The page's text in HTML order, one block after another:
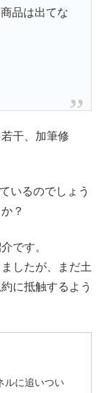
品は出てな
干、加筆修
いるのでしょう
？
です。
したが、まだ土
に抵触するよう
ルに追いつい